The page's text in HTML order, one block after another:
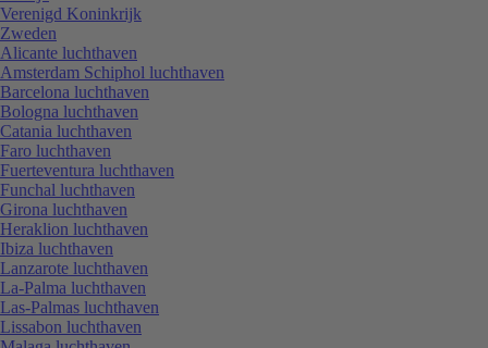
Verenigd Koninkrijk
Zweden
Alicante luchthaven
Amsterdam Schiphol luchthaven
Barcelona luchthaven
Bologna luchthaven
Catania luchthaven
Faro luchthaven
Fuerteventura luchthaven
Funchal luchthaven
Girona luchthaven
Heraklion luchthaven
Ibiza luchthaven
Lanzarote luchthaven
La-Palma luchthaven
Las-Palmas luchthaven
Lissabon luchthaven